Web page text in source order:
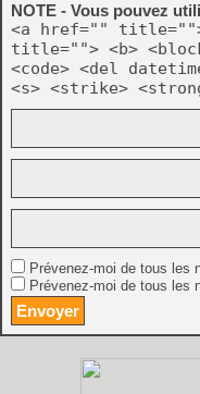
NOTE - Vous pouvez
<a href=""
title=""> <b>
<code> <del
<s> <strike>
Prévenez-moi de tous les
Prévenez-moi de tous les